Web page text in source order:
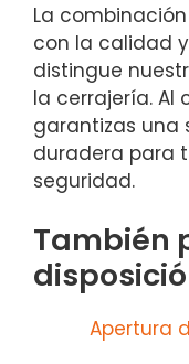
La
con la calidad
distingue
la cerrajería. Al
garantizas una
duradera para
seguridad.
También
Apertura